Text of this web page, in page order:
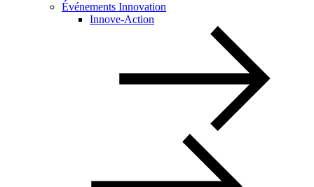
Événements Innovation
Innove-Action